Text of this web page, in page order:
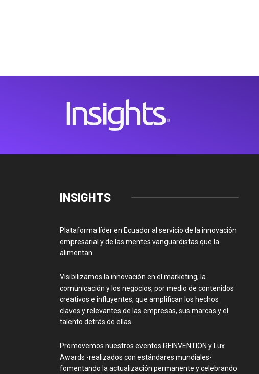
INSIGHTS
Plataforma líder en Ecuador al servicio de la innovación
empresarial y de las mentes vanguardistas que la
alimentan.
Visibilizamos la innovación en el marketing, la
comunicación y los negocios, por medio de contenidos
creativos e influyentes, que amplifican los hechos
claves y relevantes de las empresas, sus marcas y el
talento detrás de ellas.
Promovemos nuestros eventos REINVENTION y Lux
Awards -realizados con estándares mundiales-
fomentando la actualización permanente y celebrando